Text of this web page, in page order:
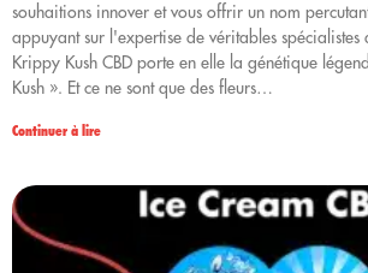
souhaitions innover et vous offrir un nom
appuyant sur l'expertise de véritables spécialistes
Krippy Kush CBD porte en elle la génétique
Kush ». Et ce ne sont que des fleurs…
Continuer à lire